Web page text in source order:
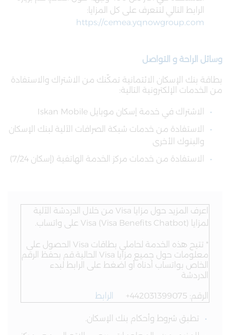
الرابط التالي لتتعرف على كل المزايا:
https://cemea.yqnowgroup.com
وسائل الراحة و التواصل
بطاقة بنك الإسكان الائتمانية تمكّنك من الاشتراك والاستفادة
من الخدمات الإلكترونية التالية:
الاشتراك في خدمة إسكان موبايل Iskan Mobile
الاستفادة من خدمات شبكة الصرافات الآلية لبنك الإسكان
والبنوك الأخرى
الاستفادة من خدمات مركز الخدمة الهاتفية (إسكان 7/24)
اعرف المزيد حول مزايا Visa من خلال الدردشة الآلية
لمزايا Visa (Visa Benefits Chatbot) على واتساب.
*
تتيح هذه الخدمة لحاملي بطاقات Visa الحصول على
معلومات حول جميع مزايا Visa الحالية.قم بحفظ الرقم
الخاص بواتساب أدناه أو اضغط على الرابط لبدء
الدردشة
الرقم: 442031399075+
الرابط
تطبق شروط وأحكام بنك الإسكان.